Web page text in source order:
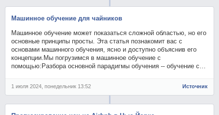
Машинное обучение для чайников
Машинное обучение может показаться сложной областью, но его
основные принципы просты. Эта статья познакомит вас с
основами машинного обучения, ясно и доступно объяснив его
концепции.Мы погрузимся в машинное обучение с
помощью:Разбора основной парадигмы обучения -- обучение с…
1 июля 2024, понедельник 13:52 Источник